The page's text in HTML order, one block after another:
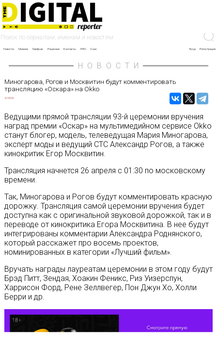
Новости Мнение Лайфхак Рецензии Контакты PRO О нас Вход Регистрация
НОВОСТИ
Миногарова, Рогов и Москвитин будут комментировать
трансляцию «Оскара» на Okko
15/04/2021
Ведущими прямой трансляции 93-й церемонии вручения
наград премии «Оскар» на мультимедийном сервисе Okko
станут блогер, модель, телеведущая Мария Миногарова,
эксперт моды и ведущий СТС Александр Рогов, а также
кинокритик Егор Москвитин.
Трансляция начнется 26 апреля с 01:30 по московскому
времени.
Так, Миногарова и Рогов будут комментировать красную
дорожку. Трансляция самой церемонии вручения будет
доступна как с оригинальной звуковой дорожкой, так и в
переводе от кинокритика Егора Москвитина. В нее будут
интегрированы комментарии Александра Роднянского,
который расскажет про восемь проектов,
номинированных в категории «Лучший фильм».
Вручать награды лауреатам церемонии в этом году будут
Брэд Питт, Зендая, Хоакин Феникс, Риз Уизерспун,
Харрисон Форд, Рене Зеллвегер, Пон Джун Хо, Холли
Берри и др.